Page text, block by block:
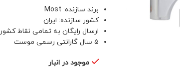
برند سازنده: Most
کشور سازنده: ایران
ارسال رایگان به تمامی نقاط کشور
5 سال گارانتى رسمى موست
موجود در انبار